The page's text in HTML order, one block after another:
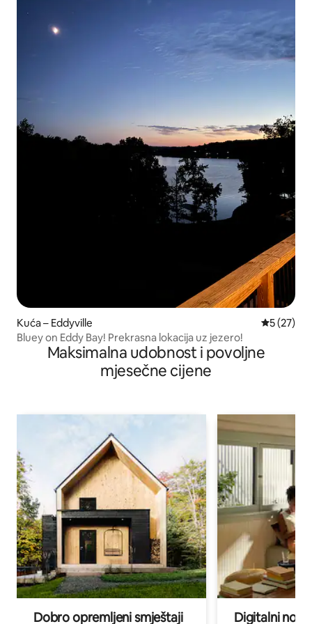
Kuća – Eddyville Prosječna
5 (27)
Bluey on Eddy Bay! Prekrasna lokacija uz jezero!
Maksimalna udobnost i povoljne
mjesečne cijene
Dobro opremljeni smještaji Digitalni